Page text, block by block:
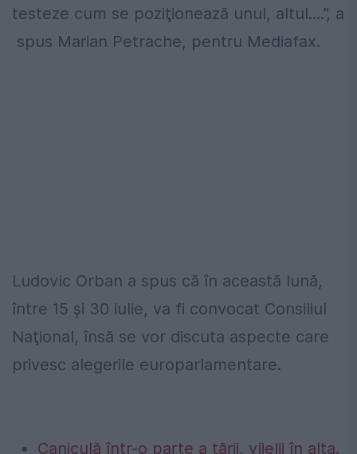
testeze cum se poziţionează unul, altul....”, a
spus Marian Petrache, pentru Mediafax.
Ludovic Orban a spus că în această lună,
între 15 și 30 iulie, va fi convocat Consiliul
Naţional, însă se vor discuta aspecte care
privesc alegerile europarlamentare.
Caniculă într-o parte a țării, vijelii în alta.